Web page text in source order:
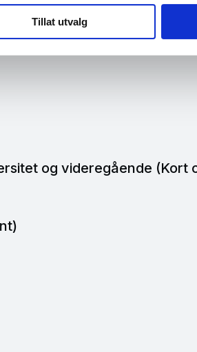
Tillat utvalg
og videregående (Kort